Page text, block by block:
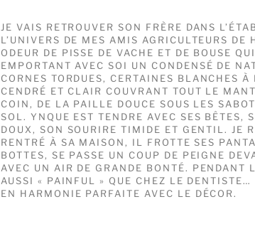
JE VAIS RETROUVER SON FRÈRE DANS
L’UNIVERS DE MES AMIS AGRICULTEURS DE
ODEUR DE PISSE DE VACHE ET DE BOUSE
EMPORTANT AVEC SOI UN CONDENSÉ DE
CORNES TORDUES, CERTAINES BLANCHES À
CENDRÉ ET CLAIR COUVRANT TOUT LE
COIN, DE LA PAILLE DOUCE SOUS LES
SOL. YNQUE EST TENDRE AVEC SES BÊTES,
DOUX, SON SOURIRE TIMIDE ET GENTIL. JE
RENTRÉ À SA MAISON, IL FROTTE SES
BOTTES, SE PASSE UN COUP DE PEIGNE
AVEC UN AIR DE GRANDE BONTÉ.
AUSSI « PAINFUL » QUE CHEZ LE
EN HARMONIE PARFAITE AVEC LE DÉCOR.